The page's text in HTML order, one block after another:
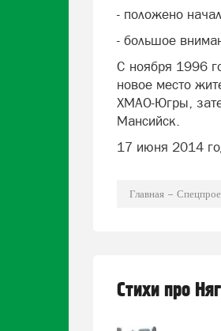
- положено
- большое
С ноября 1996
новое место
ХМАО-Югры,
Мансийск.
17 июня 2014
Главная
Стихи про